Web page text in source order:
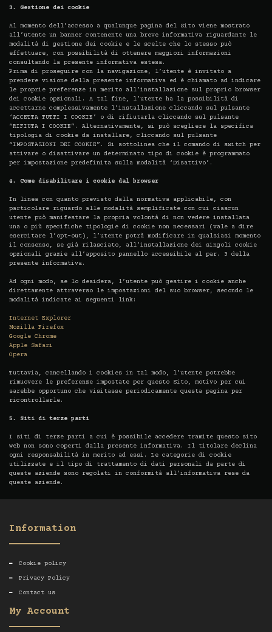
3. Gestione dei cookie
Al momento dell’accesso a qualunque pagina del Sito viene mostrato
all’utente un banner contenente una breve informativa riguardante le
modalità di gestione dei cookie e le scelte che lo stesso può
effettuare, con possibilità di ottenere maggiori informazioni
consultando la presente informativa estesa.
Prima di proseguire con la navigazione, l’utente è invitato a
prendere visione della presente informativa ed è chiamato ad indicare
le proprie preferenze in merito all’installazione sul proprio browser
dei cookie opzionali. A tal fine, l’utente ha la possibilità di
accettarne complessivamente l’installazione cliccando sul pulsante
‘ACCETTA TUTTI I COOKIE’ o di rifiutarla cliccando sul pulsante
“RIFIUTA I COOKIE”. Alternativamente, si può scegliere la specifica
tipologia di cookie da installare, cliccando sul pulsante
“IMPOSTAZIONI DEI COOKIE”. Si sottolinea che il comando di switch per
attivare o disattivare un determinato tipo di cookie è programmato
per impostazione predefinita sulla modalità ‘Disattivo’.
4. Come disabilitare i cookie dal browser
In linea con quanto previsto dalla normativa applicabile, con
particolare riguardo alle modalità semplificate con cui ciascun
utente può manifestare la propria volontà di non vedere installata
una o più specifiche tipologie di cookie non necessari (vale a dire
esercitare l’opt-out), l’utente potrà modificare in qualsiasi momento
il consenso, se già rilasciato, all’installazione dei singoli cookie
opzionali grazie all’apposito pannello accessibile al par. 3 della
presente informativa.
Ad ogni modo, se lo desidera, l’utente può gestire i cookie anche
direttamente attraverso le impostazioni del suo browser, secondo le
modalità indicate ai seguenti link:
Internet Explorer
Mozilla Firefox
Google Chrome
Apple Safari
Opera
Tuttavia, cancellando i cookies in tal modo, l’utente potrebbe
rimuovere le preferenze impostate per questo Sito, motivo per cui
sarebbe opportuno che visitasse periodicamente questa pagina per
ricontrollarle.
5. Siti di terze parti
I siti di terze parti a cui è possibile accedere tramite questo sito
web non sono coperti dalla presente informativa. Il titolare declina
ogni responsabilità in merito ad essi. Le categorie di cookie
utilizzate e il tipo di trattamento di dati personali da parte di
queste aziende sono regolati in conformità all'informativa rese da
queste aziende.
Information
Cookie policy
Privacy Policy
Contact us
My Account